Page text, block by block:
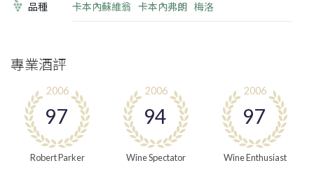
品種 卡本內蘇維翁 卡本內弗朗 梅洛
專業酒評
2006
97
Robert Parker
2006
94
Wine Spectator
2006
97
Wine Enthusiast